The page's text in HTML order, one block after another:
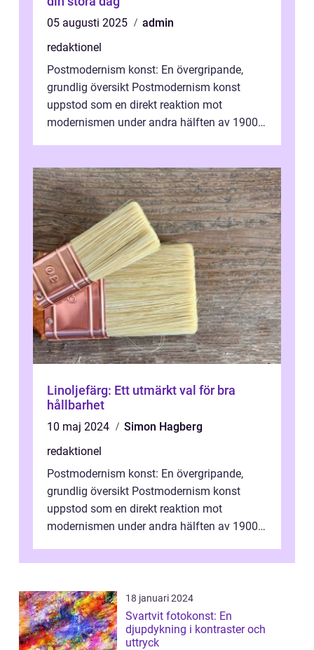
05 augusti 2025
admin
redaktionel
Postmodernism konst: En övergripande,
grundlig översikt Postmodernism konst
uppstod som en direkt reaktion mot
modernismen under andra hälften av 1900-
Linoljefärg: Ett utmärkt val för bra
hållbarhet
10 maj 2024
Simon Hagberg
redaktionel
Postmodernism konst: En övergripande,
grundlig översikt Postmodernism konst
uppstod som en direkt reaktion mot
modernismen under andra hälften av 1900-
...
18 januari 2024
Svartvit fotokonst: En
djupdykning i kontraster och
uttryck